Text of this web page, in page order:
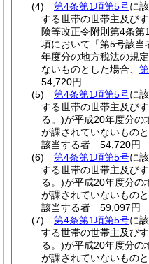
(4)
第4条第1項第5号に
する世帯の世帯主及び
険等改正令附則第4条
項において「第5号該当
年度分の地方税法の規
ないものとした場合、
54,720円
(5)
第4条第1項第5号に
する世帯の世帯主及び
る。)が平成20年度分の
が課されていないものと
該当する者 54,720円
(6)
第4条第1項第5号に
する世帯の世帯主及び
る。)が平成20年度分の
が課されていないものと
該当する者 59,097円
(7)
第4条第1項第5号に
する世帯の世帯主及び
る。)が平成20年度分の
が課されていないものと